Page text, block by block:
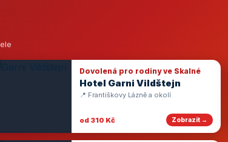
Dovolená pro rodiny ve Skalné
Hotel Garni Vildštejn
📍 Františkovy Lázně a okolí
od 310 Kč Zobrazit →